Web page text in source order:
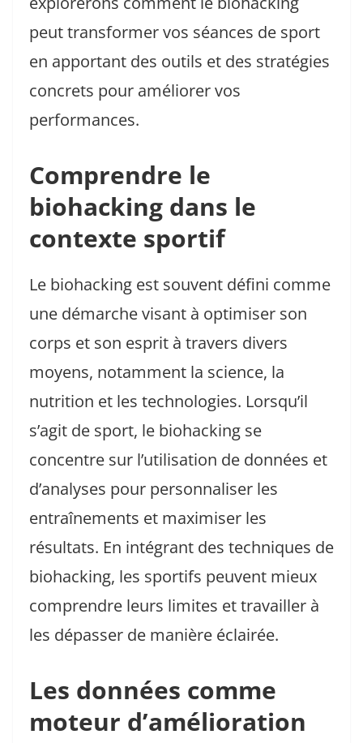
peut transformer vos séances de sport
en apportant des outils et des stratégies
concrets pour améliorer vos
performances.
Comprendre le
biohacking dans le
contexte sportif
Le biohacking est souvent défini comme
une démarche visant à optimiser son
corps et son esprit à travers divers
moyens, notamment la science, la
nutrition et les technologies. Lorsqu’il
s’agit de sport, le biohacking se
concentre sur l’utilisation de données et
d’analyses pour personnaliser les
entraînements et maximiser les
résultats. En intégrant des techniques de
biohacking, les sportifs peuvent mieux
comprendre leurs limites et travailler à
les dépasser de manière éclairée.
Les données comme
moteur d’amélioration